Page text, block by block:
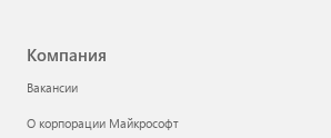
Компания
Вакансии
О корпорации Майкрософт